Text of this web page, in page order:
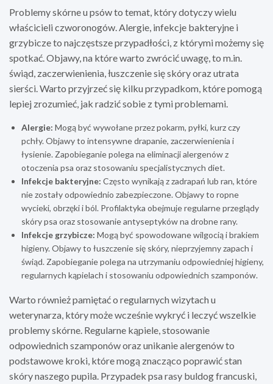
Problemy skórne u psów to temat, który dotyczy wielu
właścicieli czworonogów. Alergie, infekcje bakteryjne i
grzybicze to najczęstsze przypadłości, z którymi możemy się
spotkać. Objawy, na które warto zwrócić uwagę, to m.in.
świąd, zaczerwienienia, łuszczenie się skóry oraz utrata
sierści. Warto przyjrzeć się kilku przypadkom, które pomogą
lepiej zrozumieć, jak radzić sobie z tymi problemami.
Alergie: Mogą być wywołane przez pokarm, pyłki, kurz czy
pchły. Objawy to intensywne drapanie, zaczerwienienia i
łysienie. Zapobieganie polega na eliminacji alergenów z
otoczenia psa oraz stosowaniu specjalistycznych diet.
Infekcje bakteryjne: Często wynikają z zadrapań lub ran, które
nie zostały odpowiednio zabezpieczone. Objawy to ropne
wycieki, obrzęki i ból. Profilaktyka obejmuje regularne przeglądy
skóry psa oraz stosowanie antyseptyków na drobne rany.
Infekcje grzybicze: Mogą być spowodowane wilgocią i brakiem
higieny. Objawy to łuszczenie się skóry, nieprzyjemny zapach i
świąd. Zapobieganie polega na utrzymaniu odpowiedniej higieny,
regularnych kąpielach i stosowaniu odpowiednich szamponów.
Warto również pamiętać o regularnych wizytach u
weterynarza, który może wcześnie wykryć i leczyć wszelkie
problemy skórne. Regularne kąpiele, stosowanie
odpowiednich szamponów oraz unikanie alergenów to
podstawowe kroki, które mogą znacząco poprawić stan
skóry naszego pupila. Przypadek psa rasy buldog francuski,